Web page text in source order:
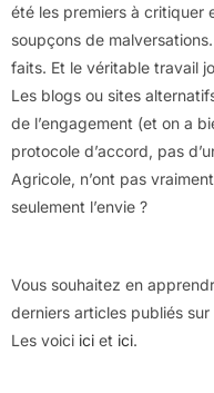
été les premiers à critiquer
soupçons de
faits. Et le véritable travail
Les blogs ou sites
de l’engagement (et on a
protocole d’accord, pas
Agricole, n’ont pas
seulement l’envie ?
Vous souhaitez en
derniers articles publiés
Les voici ici et ici.